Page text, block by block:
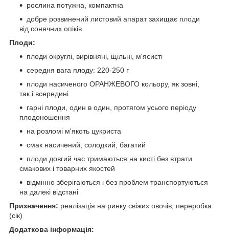
рослина потужна, компактна
добре розвинений листовий апарат захищає плоди
від сонячних опіків
Плоди:
плоди округлі, вирівняні, щільні, м'ясисті
середня вага плоду: 220-250 г
плоди насиченого ОРАНЖЕВОГО кольору, як зовні,
так і всередині
гарні плоди, один в один, протягом усього періоду
плодоношення
на розломі м'якоть цукриста
смак насичений, солодкий, багатий
плоди довгий час тримаються на кисті без втрати
смакових і товарних якостей
відмінно зберігаються і без проблем транспортуються
на далекі відстані
Призначення: реалізація на ринку свіжих овочів, переробка
(сік)
Додаткова інформація: